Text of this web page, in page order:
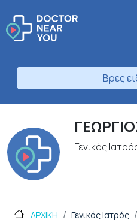
Βρες
Γενικός
ΑΡΧΙΚΗ Γενικός Ιατρός